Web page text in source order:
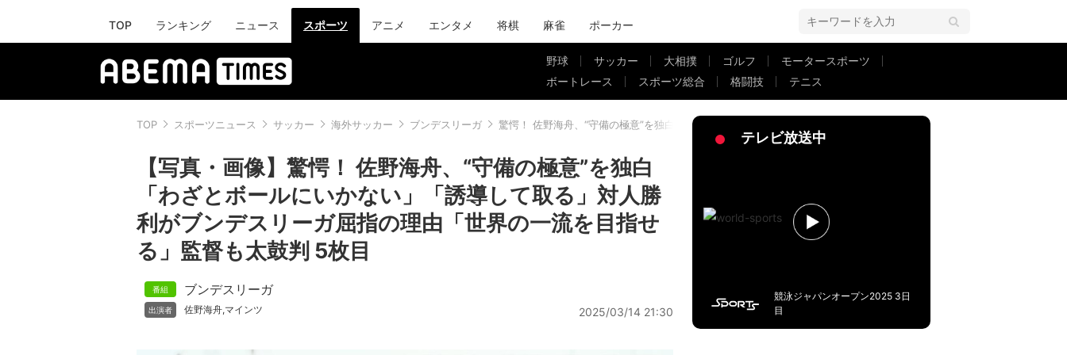
TOP ランキング ニュース スポーツ アニメ エンタメ 将棋 麻雀 ポーカー
野球 サッカー 大相撲 ゴルフ
モータースポーツ
ボートレース
スポーツ総合 格闘技 テニス
TOP スポーツニュース サッカー 海外サッカー ブンデスリーガ 驚愕！ 佐野海舟、“守備の極意”を独白「わざとボールにいかない」「誘導して取る」対人勝利がブンデスリーガ屈指の理
【写真・画像】驚愕！ 佐野海舟、“守備の極意”を独白
「わざとボールにいかない」「誘導して取る」対人勝
利がブンデスリーガ屈指の理由「世界の一流を目指せ
る」監督も太鼓判 5枚目
ブンデスリーガ
佐野海舟,マインツ 2025/03/14 21:30
テレビ放送中
競泳ジャパンオープン2025 3日
目